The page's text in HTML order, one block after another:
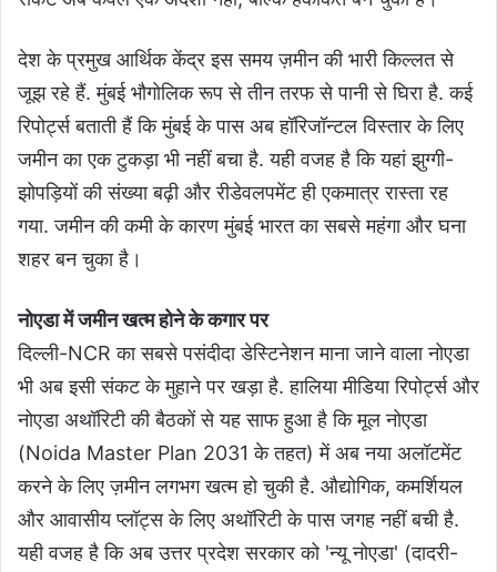
देश के प्रमुख आर्थिक केंद्र इस समय ज़मीन की भारी किल्लत से
जूझ रहे हैं. मुंबई भौगोलिक रूप से तीन तरफ से पानी से घिरा है. कई
रिपोर्ट्स बताती हैं कि मुंबई के पास अब हॉरिजॉन्टल विस्तार के लिए
जमीन का एक टुकड़ा भी नहीं बचा है. यही वजह है कि यहां झुग्गी-
झोपड़ियों की संख्या बढ़ी और रीडेवलपमेंट ही एकमात्र रास्ता रह
गया. जमीन की कमी के कारण मुंबई भारत का सबसे महंगा और घना
शहर बन चुका है।
नोएडा में जमीन खत्म होने के कगार पर
दिल्ली-NCR का सबसे पसंदीदा डेस्टिनेशन माना जाने वाला नोएडा
भी अब इसी संकट के मुहाने पर खड़ा है. हालिया मीडिया रिपोर्ट्स और
नोएडा अथॉरिटी की बैठकों से यह साफ हुआ है कि मूल नोएडा
(Noida Master Plan 2031 के तहत) में अब नया अलॉटमेंट
करने के लिए ज़मीन लगभग खत्म हो चुकी है. औद्योगिक, कमर्शियल
और आवासीय प्लॉट्स के लिए अथॉरिटी के पास जगह नहीं बची है.
यही वजह है कि अब उत्तर प्रदेश सरकार को 'न्यू नोएडा' (दादरी-